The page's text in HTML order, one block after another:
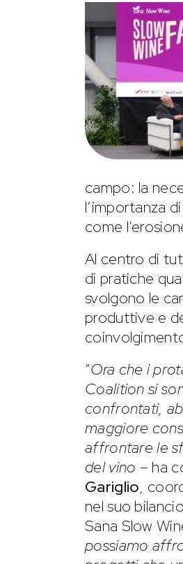
campo: la
l’importanza
come
Al centro di
di pratiche
svolgono le
produttive e
“Ora che i
Coalition si
confrontati,
maggiore
affrontare le
del vino – ha
Gariglio,
nel suo
Sana Slow
possiamo